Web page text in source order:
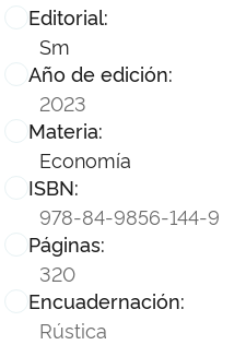
Editorial:
Sm
Año de edición:
2023
Materia:
Economía
ISBN:
978-84-9856-144-9
Páginas:
320
Encuadernación:
Rústica